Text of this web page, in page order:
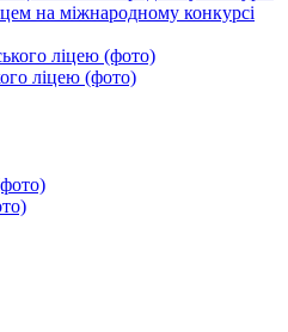
на міжнародному конкурсі
ліцею (фото)